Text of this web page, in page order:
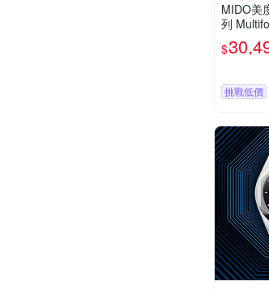
MIDO美
列
八角錶
親節 禮
$
挑戰低價